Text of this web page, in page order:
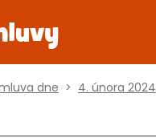
dne > 4. února 2024